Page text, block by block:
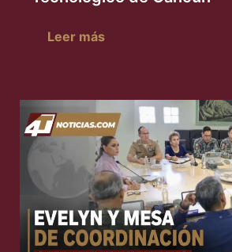
Leer más